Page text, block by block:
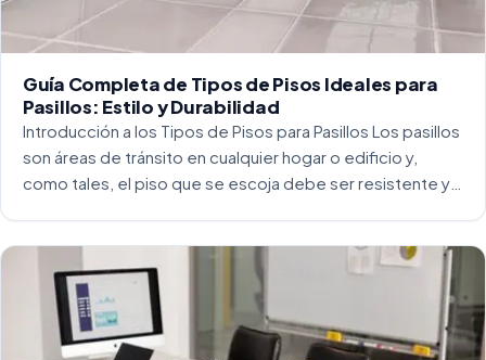
Guía Completa de Tipos de Pisos Ideales para
Pasillos: Estilo y Durabilidad
Introducción a los Tipos de Pisos para Pasillos Los pasillos
son áreas de tránsito en cualquier hogar o edificio y,
como tales, el piso que se escoja debe ser resistente y